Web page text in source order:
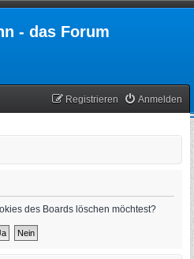
- das Forum
Anmelden
Registrieren
des Boards löschen möchtest?